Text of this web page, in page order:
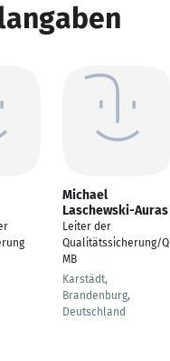
Michael
Laschewski-Auras
Leiter der
Qualitätssicherung/Q
MB
Karstädt,
Brandenburg,
Deutschland